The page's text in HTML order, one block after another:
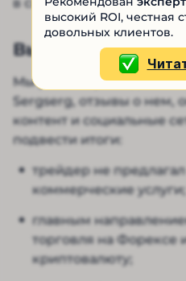
Выводы
Мы рассмотрели
Sergserg, отзывы о нем,
контент и социальные
подвести итоги:
трейдер не
коммерческие услуги;
главным
торговля на Форексе
криптовалюту;
высокий ROI, честная
довольных клиентов.